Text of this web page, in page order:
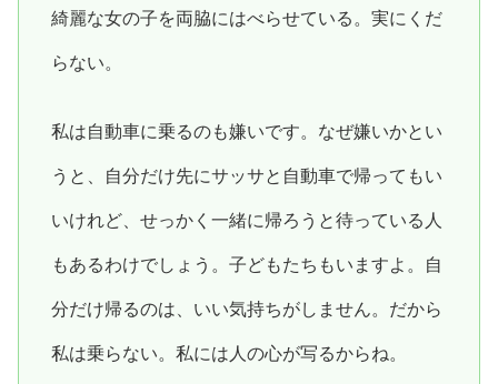
綺麗な女の子を両脇にはべらせている。実にくだ
らない。
私は自動車に乗るのも嫌いです。なぜ嫌いかとい
うと、自分だけ先にサッサと自動車で帰ってもい
いけれど、せっかく一緒に帰ろうと待っている人
もあるわけでしょう。子どもたちもいますよ。自
分だけ帰るのは、いい気持ちがしません。だから
私は乗らない。私には人の心が写るからね。